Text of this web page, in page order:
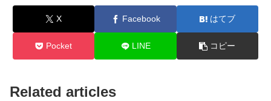
X Facebook はてブ
Pocket LINE コピー
Related articles